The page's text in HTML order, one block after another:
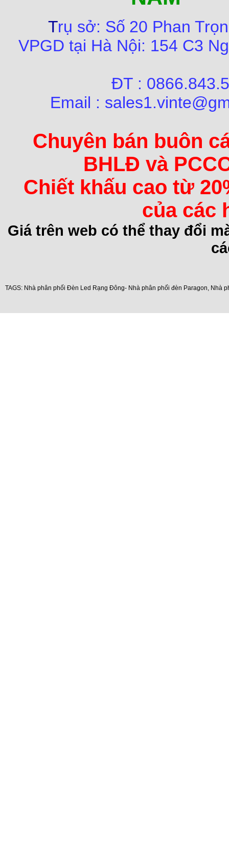
Trụ sở: Số 20 Phan
VPGD tại Hà Nội: 154 C3
ĐT :
Email :
Chuyên bán buôn
BHLĐ và
Chiết khấu cao từ
của các
Giá trên web có thể thay đổi
TAGS: Nhà phân phối Đèn Led Rạng Đông- Nhà phân phối đèn Paragon, Nhà